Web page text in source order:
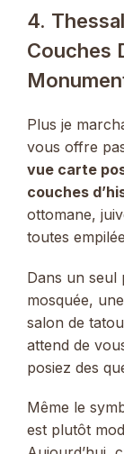
4.
Couches
Plus je
vous offre
vue carte
couches
ottomane,
toutes
Dans un seul
mosquée,
salon de
attend de
posiez des
Même le
est plutôt